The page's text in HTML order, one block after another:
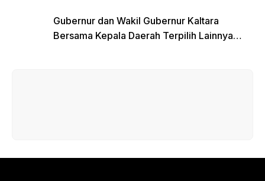
Gubernur dan Wakil Gubernur Kaltara
Bersama Kepala Daerah Terpilih Lainnya